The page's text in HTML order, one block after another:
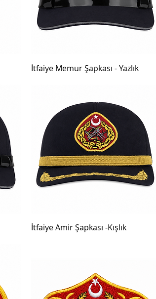
İtfaiye Memur Şapkası - Yazlık
İtfaiye Amir Şapkası -Kışlık